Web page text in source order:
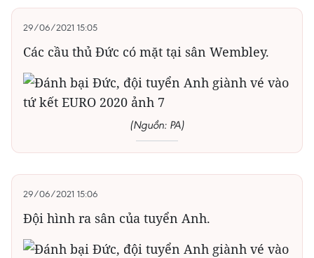
29/06/2021 15:05
Các cầu thủ Đức có mặt tại sân Wembley.
(Nguồn: PA)
29/06/2021 15:06
Đội hình ra sân của tuyển Anh.